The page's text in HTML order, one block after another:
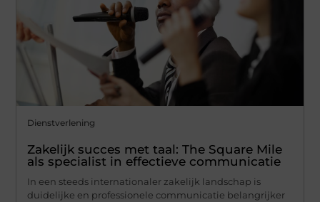
Dienstverlening
Zakelijk succes met taal: The Square Mile
als specialist in effectieve communicatie
In een steeds internationaler zakelijk landschap is
duidelijke en professionele communicatie belangrijker